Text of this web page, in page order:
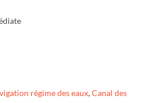
régime des eaux,Canal des